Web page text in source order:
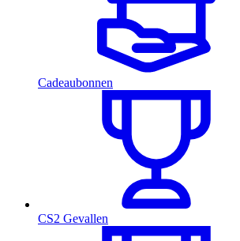
Cadeaubonnen
CS2 Gevallen